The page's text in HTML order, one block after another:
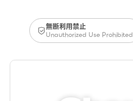
無断利用禁止
Unauthorized Use Prohibited